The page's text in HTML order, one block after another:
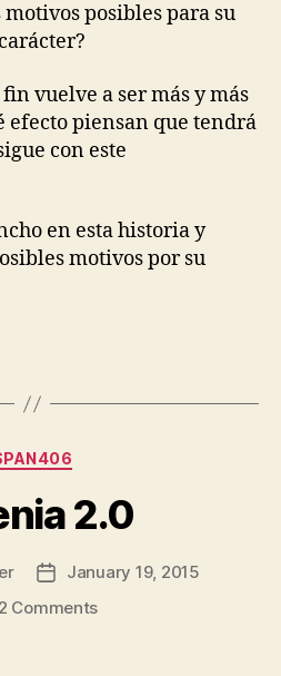
motivos posibles para su
vuelve a ser más y más
efecto piensan que tendrá
con este
en esta historia y
motivos por su
Categories
2.0
PostJanuary 19, 2015
2 Commentson